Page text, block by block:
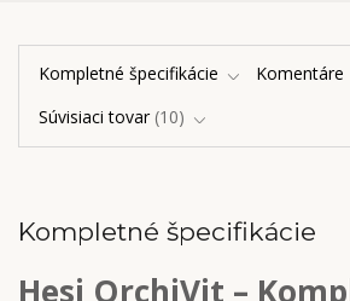
Kompletné špecifikácie Komentáre
Súvisiaci tovar 10
Kompletné špecifikácie
Hesi OrchiVit –